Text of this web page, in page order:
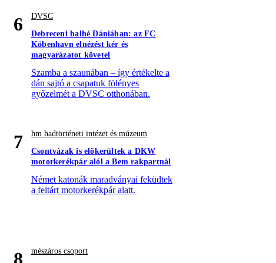
6
DVSC
Debreceni balhé Dániában: az FC
Köbenhavn elnézést kér és
magyarázatot követel
Szamba a szaunában – így értékelte a
dán sajtó a csapatuk fölényes
győzelmét a DVSC otthonában.
7
hm hadtörténeti intézet és múzeum
Csontvázak is előkerültek a DKW
motorkerékpár alól a Bem rakpartnál
Német katonák maradványai feküdtek
a feltárt motorkerékpár alatt.
mészáros csoport